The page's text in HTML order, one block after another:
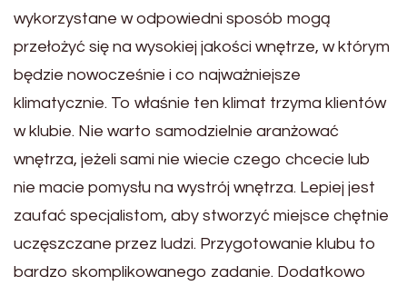
wykorzystane w odpowiedni sposób mogą
przełożyć się na wysokiej jakości wnętrze, w którym
będzie nowocześnie i co najważniejsze
klimatycznie. To właśnie ten klimat trzyma klientów
w klubie. Nie warto samodzielnie aranżować
wnętrza, jeżeli sami nie wiecie czego chcecie lub
nie macie pomysłu na wystrój wnętrza. Lepiej jest
zaufać specjalistom, aby stworzyć miejsce chętnie
uczęszczane przez ludzi. Przygotowanie klubu to
bardzo skomplikowanego zadanie. Dodatkowo